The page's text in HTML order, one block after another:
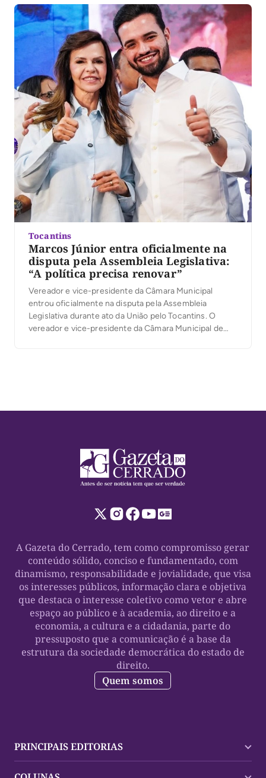
destacou a presença das caravanas, lideranças e
apoiadores que participaram […]
Tocantins
Marcos Júnior entra oficialmente na
disputa pela Assembleia Legislativa:
“A política precisa renovar”
Vereador e vice-presidente da Câmara Municipal
entrou oficialmente na disputa pela Assembleia
Legislativa durante ato da União pelo Tocantins. O
vereador e vice-presidente da Câmara Municipal de
A Gazeta do Cerrado, tem como compromisso gerar
conteúdo sólido, conciso e fundamentado, com
dinamismo, responsabilidade e jovialidade, que visa
os interesses públicos, informação clara e objetiva
que destaca o interesse coletivo como vetor e abre
espaço ao público e à academia, ao direito e a
economia, a cultura e a cidadania, parte do
pressuposto que a comunicação é a base da
estrutura da sociedade democrática do estado de
direito.
Quem somos
PRINCIPAIS EDITORIAS